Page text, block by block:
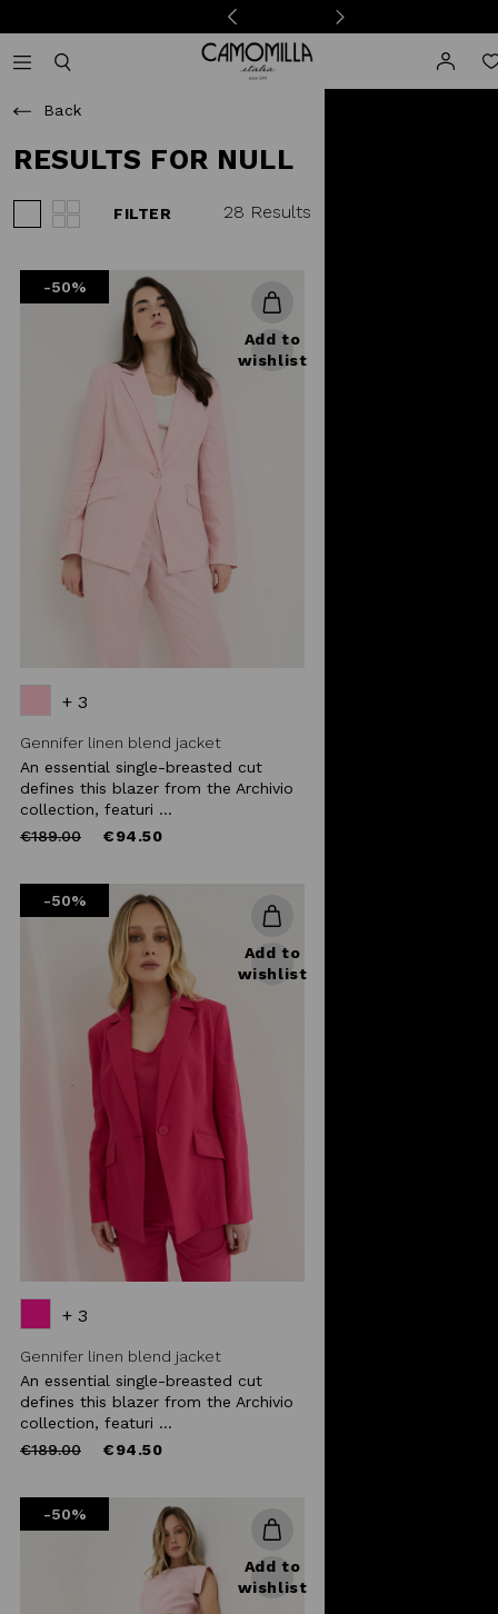
Camomilla Italia®
Back
RESULTS FOR NULL
FILTER 28 Results
-50%
Add to
wishlist
+ 3
Gennifer linen blend jacket
An essential single-breasted cut
defines this blazer from the Archivio
collection, featuri ...
Price
€189.00to €94.50
-50%
Add to
wishlist
+ 3
Gennifer linen blend jacket
An essential single-breasted cut
defines this blazer from the Archivio
collection, featuri ...
Price
€189.00to €94.50
-50%
Add to
wishlist